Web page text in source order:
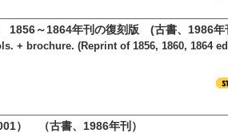
1856～1864年刊の復刻版 (古書、1986
+ brochure. (Reprint of 1856, 1860, 1864
） （古書、1986年刊）